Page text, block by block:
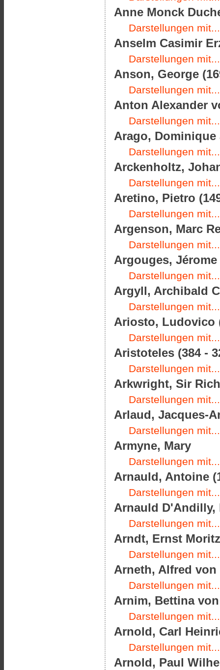
Anne Monck
Darstellungen mit...
Anselm Casimir
Darstellungen mit...
Anson, George
Darstellungen mit...
Anton Alexander
Darstellungen mit...
Arago, Dominique
Darstellungen mit...
Arckenholtz,
Darstellungen mit...
Aretino, Pietro
Darstellungen mit...
Argenson, Marc
Darstellungen mit...
Argouges, Jérome
Darstellungen mit...
Argyll, Archibald
Darstellungen mit...
Ariosto, Ludovico
Darstellungen mit...
Aristoteles (384 -
Darstellungen mit...
Arkwright, Sir
Darstellungen mit...
Arlaud, Jacques-
Darstellungen mit...
Armyne, Mary
Darstellungen mit...
Arnauld, Antoine
Darstellungen mit...
Arnauld D'Andilly,
Darstellungen mit...
Arndt, Ernst
Darstellungen mit...
Arneth, Alfred von
Darstellungen mit...
Arnim, Bettina von
Darstellungen mit...
Arnold, Carl
Darstellungen mit...
Arnold, Paul